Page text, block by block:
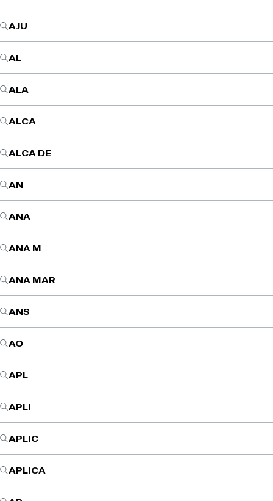
AJU
AL
ALA
ALCA
ALCA DE
AN
ANA
ANA M
ANA MAR
ANS
AO
APL
APLI
APLIC
APLICA